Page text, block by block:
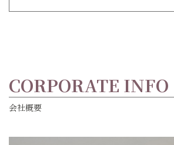
CORPORATE INFO
会社概要